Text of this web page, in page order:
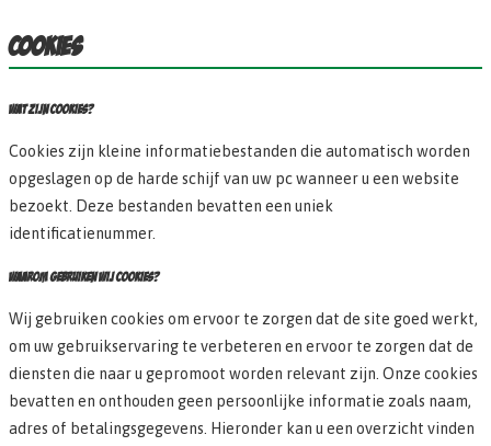
COOKIES
WAT ZIJN COOKIES?
Cookies zijn kleine informatiebestanden die automatisch worden
opgeslagen op de harde schijf van uw pc wanneer u een website
bezoekt. Deze bestanden bevatten een uniek
identificatienummer.
WAAROM GEBRUIKEN WIJ COOKIES?
Wij gebruiken cookies om ervoor te zorgen dat de site goed werkt,
om uw gebruikservaring te verbeteren en ervoor te zorgen dat de
diensten die naar u gepromoot worden relevant zijn. Onze cookies
bevatten en onthouden geen persoonlijke informatie zoals naam,
adres of betalingsgegevens. Hieronder kan u een overzicht vinden